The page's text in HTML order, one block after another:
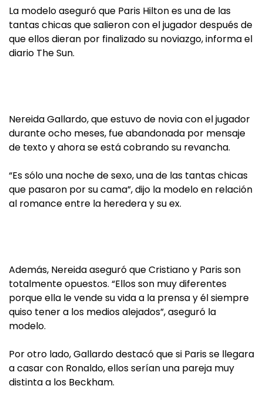
La modelo aseguró que Paris Hilton es una de las
tantas chicas que salieron con el jugador después de
que ellos dieran por finalizado su noviazgo, informa el
diario The Sun.
Nereida Gallardo, que estuvo de novia con el jugador
durante ocho meses, fue abandonada por mensaje
de texto y ahora se está cobrando su revancha.
“Es sólo una noche de sexo, una de las tantas chicas
que pasaron por su cama”, dijo la modelo en relación
al romance entre la heredera y su ex.
Además, Nereida aseguró que Cristiano y Paris son
totalmente opuestos. “Ellos son muy diferentes
porque ella le vende su vida a la prensa y él siempre
quiso tener a los medios alejados”, aseguró la
modelo.
Por otro lado, Gallardo destacó que si Paris se llegara
a casar con Ronaldo, ellos serían una pareja muy
distinta a los Beckham.